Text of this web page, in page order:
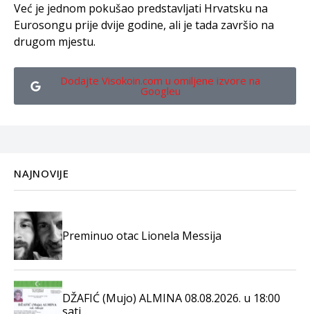
Već je jednom pokušao predstavljati Hrvatsku na
Eurosongu prije dvije godine, ali je tada završio na
drugom mjestu.
Dodajte Visokoin.com u omiljene izvore na
Googleu
NAJNOVIJE
Preminuo otac Lionela Messija
DŽAFIĆ (Mujo) ALMINA 08.08.2026. u 18:00